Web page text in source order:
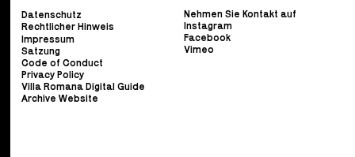
Datenschutz
Rechtlicher Hinweis
Impressum
Satzung
Code of Conduct
Privacy Policy
Villa Romana Digital Guide
Archive Website
Nehmen Sie Kontakt auf
Instagram
Facebook
Vimeo